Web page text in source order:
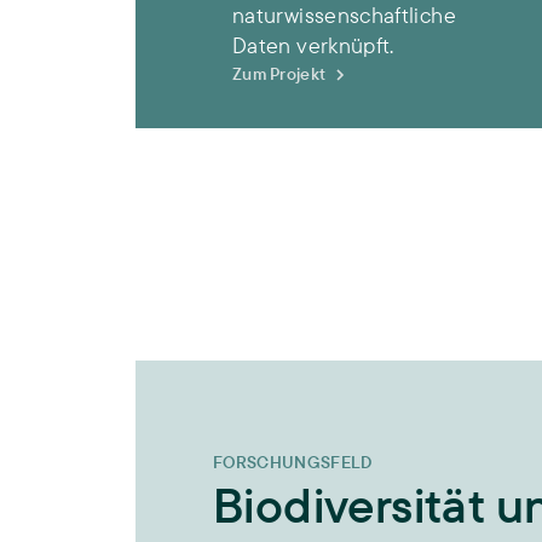
naturwissenschaftliche
Daten verknüpft.
Zum Projekt
FORSCHUNGSFELD
Biodiversität